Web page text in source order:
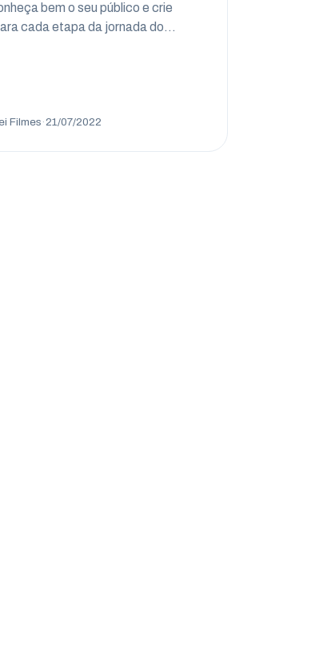
bem o seu público e crie
cada etapa da jornada do…
Filmes·21/07/2022